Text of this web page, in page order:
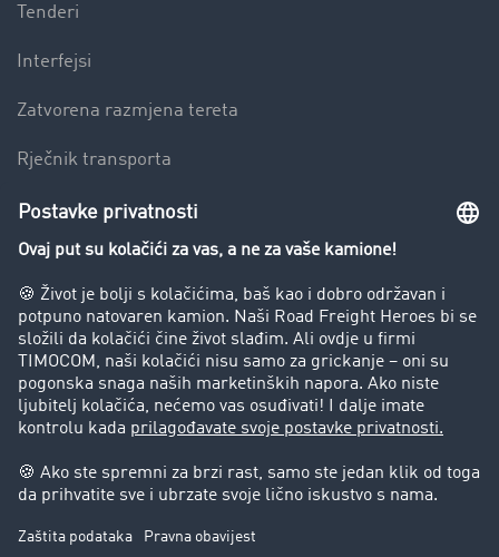
Tenderi
Interfejsi
Zatvorena razmjena tereta
Rječnik transporta
Preduzeće
Success Stories
Korisnici preporučuju korisnike
Blog
Zabrane vožnje za kamione
Pravni
Impresum